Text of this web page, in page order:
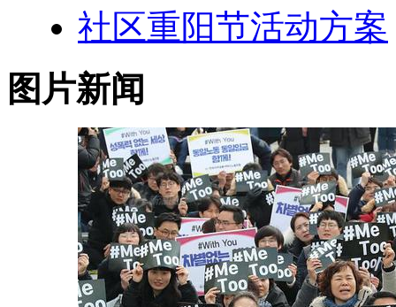
社区重阳节活动方案
图片新闻